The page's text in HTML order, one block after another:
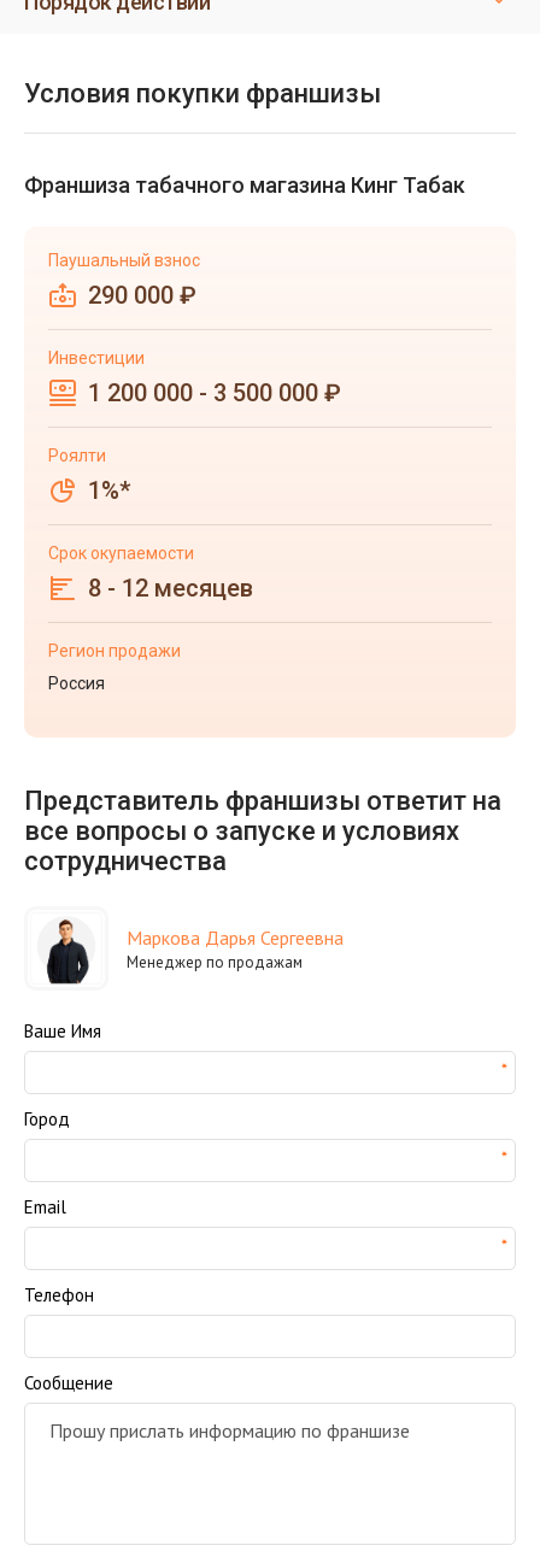
Условия покупки франшизы
Франшиза табачного магазина Кинг Табак
Паушальный взнос
290 000 ₽
Инвестиции
1 200 000 - 3 500 000 ₽
Роялти
1%*
Срок окупаемости
8 - 12 месяцев
Регион продажи
Россия
Представитель франшизы ответит на
все вопросы о запуске и условиях
сотрудничества
Маркова Дарья Сергеевна
Менеджер по продажам
Ваше Имя
Город
Email
Телефон
Сообщение